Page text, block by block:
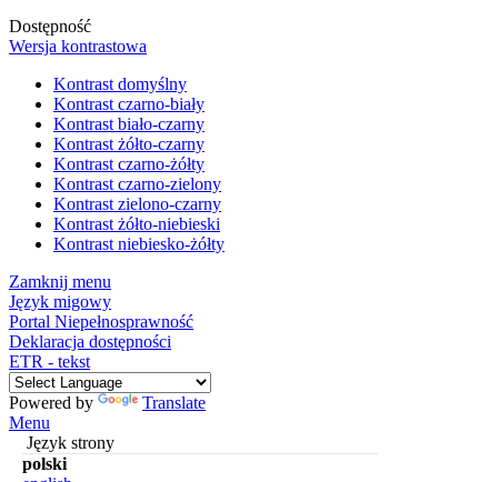
Dostępność
Wersja kontrastowa
Kontrast domyślny
Kontrast czarno-biały
Kontrast biało-czarny
Kontrast żółto-czarny
Kontrast czarno-żółty
Kontrast czarno-zielony
Kontrast zielono-czarny
Kontrast żółto-niebieski
Kontrast niebiesko-żółty
Zamknij menu
Język migowy
Portal Niepełnosprawność
Deklaracja dostępności
ETR - tekst
Powered by
Translate
Menu
Język strony
polski